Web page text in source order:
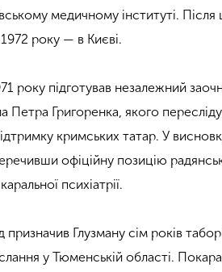
медичному інституті.
року — в Києві.
року підготував незалежний
Петра Григоренка, якого
кримських татар. У
офіційну позицію
психіатрії.
призначив Глузману сім років
у Тюменській області.